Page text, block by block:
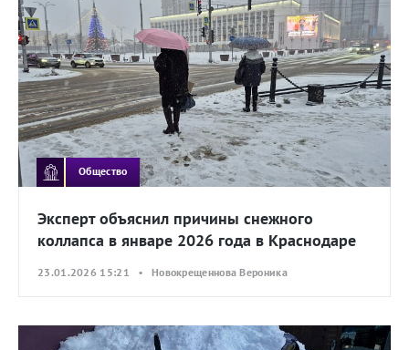
Общество
Эксперт объяснил причины снежного
коллапса в январе 2026 года в Краснодаре
23.01.2026 15:21 • Новокрещеннова Вероника